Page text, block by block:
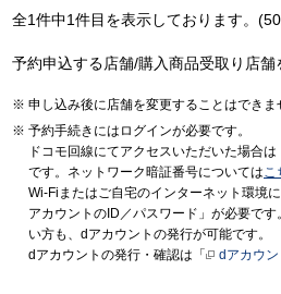
全1件中1件目を表示しております。
予約申込する店舗/購入商品受取り店舗
申し込み後に店舗を変更することはできま
予約手続きにはログインが必要です。
ドコモ回線にてアクセスいただいた場合
です。ネットワーク暗証番号についてはこ
Wi-Fiまたはご自宅のインターネット環境
アカウントのID／パスワード」が必要で
い方も、dアカウントの発行が可能です。
dアカウントの発行・確認は「
dアカウ